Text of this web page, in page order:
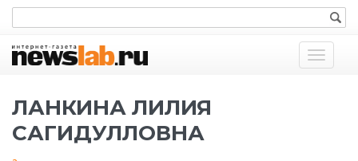
Показать
меню
ЛАНКИНА ЛИЛИЯ
САГИДУЛЛОВНА